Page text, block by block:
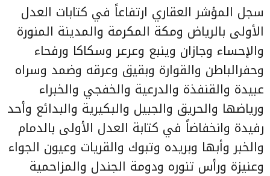
سجل المؤشر العقاري ارتفاعاً في كتابات العدل
الأولى بالرياض ومكة المكرمة والمدينة المنورة
والإحساء وجازان وينبع وعرعر وسكاكا ورفحاء
وحفرالباطن والقوارة وبقيق وعرقه وضمد وسراه
عبيدة والقنفذة والدرعية والخفجي والخبراء
ورياضها والحريق والجبيل والبكيرية والبدائع وأحد
رفيدة وانخفاضاً في كتابة العدل الأولى بالدمام
والخبر وأبها وبريده وتبوك والقريات وعيون الجواء
وعنيزة ورأس تنوره ودومة الجندل والمزاحمية